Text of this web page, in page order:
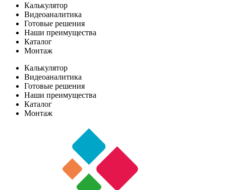
Калькулятор
Видеоаналитика
Готовые решения
Наши преимущества
Каталог
Монтаж
Калькулятор
Видеоаналитика
Готовые решения
Наши преимущества
Каталог
Монтаж